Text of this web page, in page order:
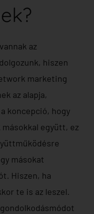
az
hiszen
marketing
az alapja,
koncepció, hogy
másokkal együtt, ez
másokat
Hiszen, ha
te is az leszel.